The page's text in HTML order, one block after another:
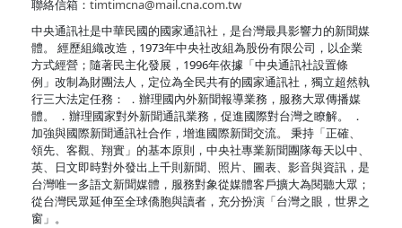
聯絡信箱： timtimcna@mail.cna.com.tw
中央通訊社是中華民國的國家通訊社，是台灣最具影響力的新聞媒
體。 經歷組織改造，1973年中央社改組為股份有限公司，以企業
方式經營；隨著民主化發展，1996年依據「中央通訊社設置條
例」改制為財團法人，定位為全民共有的國家通訊社，獨立超然執
行三大法定任務： ．辦理國內外新聞報導業務，服務大眾傳播媒
體。 ．辦理國家對外新聞通訊業務，促進國際對台灣之瞭解。 ．
加強與國際新聞通訊社合作，增進國際新聞交流。 秉持「正確、
領先、客觀、翔實」的基本原則，中央社專業新聞團隊每天以中、
英、日文即時對外發出上千則新聞、照片、圖表、影音與資訊，是
台灣唯一多語文新聞媒體，服務對象從媒體客戶擴大為閱聽大眾；
從台灣民眾延伸至全球僑胞與讀者，充分扮演「台灣之眼，世界之
窗」。